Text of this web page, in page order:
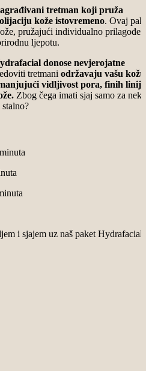
tretman koji pruža
kože istovremeno. Ovaj
pružajući individualno
ljepotu.
donose nevjerojatne
tretmani održavaju vašu kožu
vidljivost pora, finih
Zbog čega imati sjaj samo za neki
i sjajem uz naš paket Hydrafacial